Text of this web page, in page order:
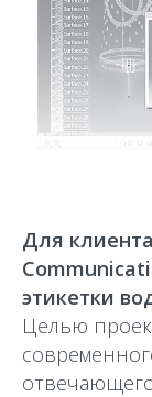
Для
этикетки
Целью